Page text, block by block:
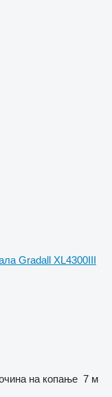
Gradall XL4300III
на копање 7 м